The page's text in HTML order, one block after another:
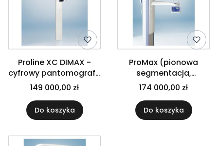
Proline XC DIMAX -
cyfrowy pantomograf z
cefalostatem
149 000,00 zł
Do koszyka
ProMax (pionowa
segmentacja,
programy
zaawansowane i TOMO
2D w cenie)
174 000,00 zł
Do koszyka